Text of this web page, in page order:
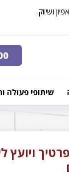
שיתופי פעולה
ויועץ